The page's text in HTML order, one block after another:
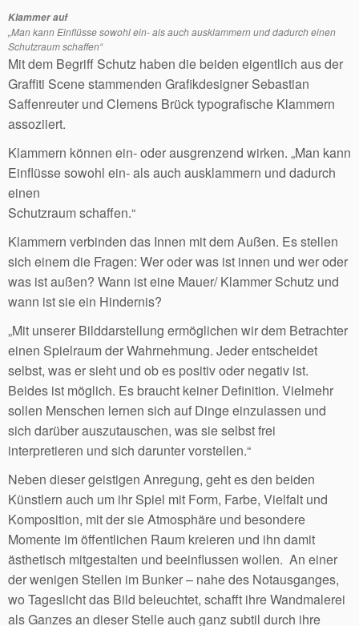
Klammer auf
„Man kann Einflüsse sowohl ein- als auch ausklammern und dadurch einen
Schutzraum schaffen“
Mit dem Begriff Schutz haben die beiden eigentlich aus der
Graffiti Scene stammenden Grafikdesigner Sebastian
Saffenreuter und Clemens Brück typografische Klammern
assoziiert.
Klammern können ein- oder ausgrenzend wirken. „Man kann
Einflüsse sowohl ein- als auch ausklammern und dadurch
einen
Schutzraum schaffen.“
Klammern verbinden das Innen mit dem Außen. Es stellen
sich einem die Fragen: Wer oder was ist innen und wer oder
was ist außen? Wann ist eine Mauer/ Klammer Schutz und
wann ist sie ein Hindernis?
„Mit unserer Bilddarstellung ermöglichen wir dem Betrachter
einen Spielraum der Wahrnehmung. Jeder entscheidet
selbst, was er sieht und ob es positiv oder negativ ist.
Beides ist möglich. Es braucht keiner Definition. Vielmehr
sollen Menschen lernen sich auf Dinge einzulassen und
sich darüber auszutauschen, was sie selbst frei
interpretieren und sich darunter vorstellen.“
Neben dieser geistigen Anregung, geht es den beiden
Künstlern auch um ihr Spiel mit Form, Farbe, Vielfalt und
Komposition, mit der sie Atmosphäre und besondere
Momente im öffentlichen Raum kreieren und ihn damit
ästhetisch mitgestalten und beeinflussen wollen. An einer
der wenigen Stellen im Bunker – nahe des Notausganges,
wo Tageslicht das Bild beleuchtet, schafft ihre Wandmalerei
als Ganzes an dieser Stelle auch ganz subtil durch ihre